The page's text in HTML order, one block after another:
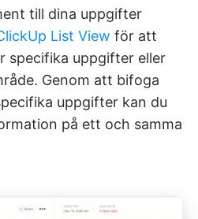
till dina uppgifter
List View för att
specifika uppgifter eller
Genom att bifoga
uppgifter kan du
på ett och samma